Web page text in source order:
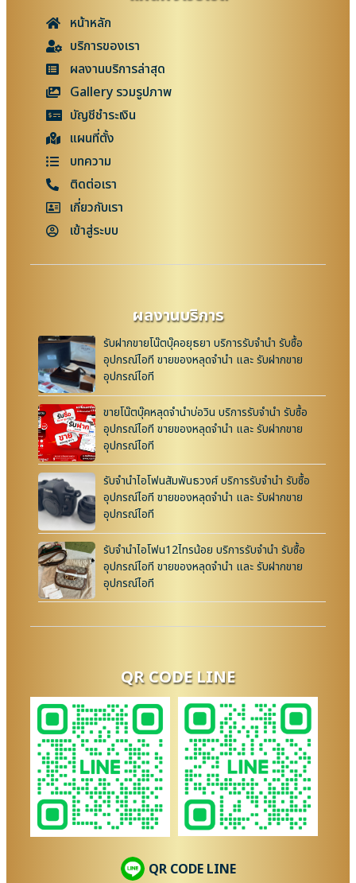
หน้าหลัก
บริการของเรา
ผลงานบริการล่าสุด
Gallery รวมรูปภาพ
บัญชีชำระเงิน
แผนที่ตั้ง
บทความ
ติดต่อเรา
เกี่ยวกับเรา
เข้าสู่ระบบ
ผลงานบริการ
รับฝากขายโน๊ตบุ๊คอยุธยา บริการรับจำนำ รับซื้อ
อุปกรณ์ไอที ขายของหลุดจำนำ และ รับฝากขาย
อุปกรณ์ไอที
ขายโน๊ตบุ๊คหลุดจำนำบ่อวิน บริการรับจำนำ รับซื้อ
อุปกรณ์ไอที ขายของหลุดจำนำ และ รับฝากขาย
อุปกรณ์ไอที
รับจำนำไอโฟนสัมพันธวงศ์ บริการรับจำนำ รับซื้อ
อุปกรณ์ไอที ขายของหลุดจำนำ และ รับฝากขาย
อุปกรณ์ไอที
รับจำนำไอโฟน12ไทรน้อย บริการรับจำนำ รับซื้อ
อุปกรณ์ไอที ขายของหลุดจำนำ และ รับฝากขาย
อุปกรณ์ไอที
QR CODE LINE
QR CODE LINE